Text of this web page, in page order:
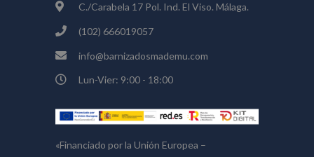
C./Carabela 17 Pol. Ind. El Viso. Málaga.
(102) 666019057
info@barnizadosmademu.com
Lun-Vier: 9:00 - 18:00
«Financiado por la Unión Europea –